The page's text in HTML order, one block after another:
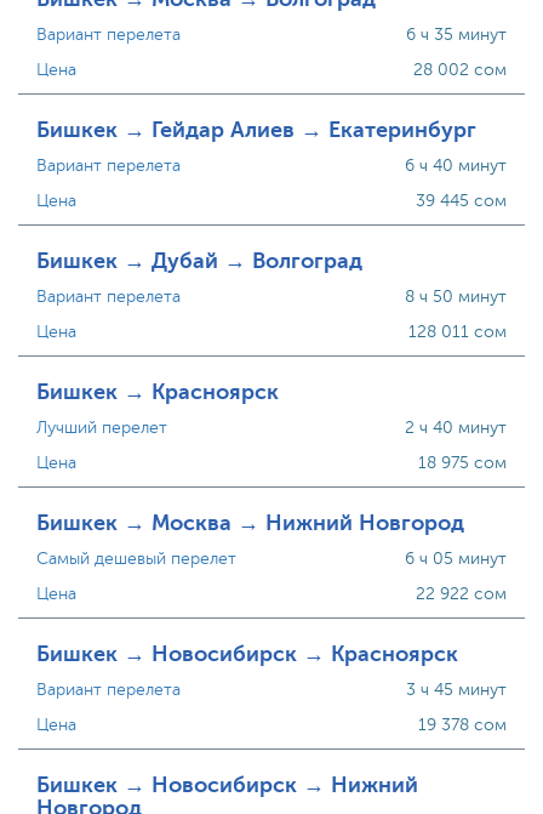
Вариант перелета
Цена
6 ч 35 минут
28 002 сом
Бишкек → Гейдар Алиев → Екатеринбург
Вариант перелета
Цена
6 ч 40 минут
39 445 сом
Бишкек → Дубай → Волгоград
Вариант перелета
Цена
8 ч 50 минут
128 011 сом
Бишкек → Красноярск
Лучший перелет
Цена
2 ч 40 минут
18 975 сом
Бишкек → Москва → Нижний Новгород
Самый дешевый перелет
Цена
6 ч 05 минут
22 922 сом
Бишкек → Новосибирск → Красноярск
Вариант перелета
Цена
3 ч 45 минут
19 378 сом
Бишкек → Новосибирск → Нижний
Новгород